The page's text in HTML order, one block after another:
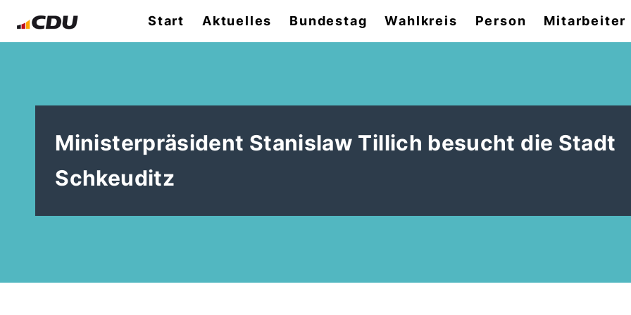
Start Aktuelles Bundestag Wahlkreis Person Mitarbeiter
Ministerpräsident Stanislaw Tillich besucht die Stadt
Schkeuditz